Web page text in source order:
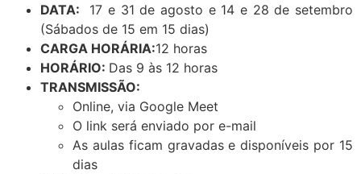
DATA:
17 e 31 de agosto e 14 e 28 de setembro
(Sábados de 15 em 15 dias)
CARGA HORÁRIA:12 horas
HORÁRIO: Das 9 às 12 horas
TRANSMISSÃO:
Online, via Google Meet
O link será enviado por e-mail
As aulas ficam gravadas e disponíveis por 15
dias